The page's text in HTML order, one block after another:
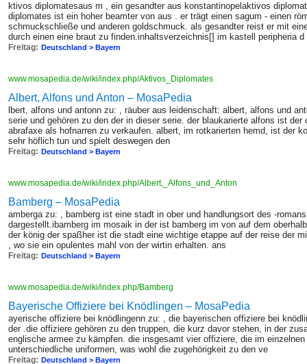
ktivos diplomatesaus m , ein gesandter aus konstantinopelaktivos
diplomates ist ein hoher beamter von aus . er trägt einen sagum - einen
schmuckschließe und anderen goldschmuck. als gesandter reist er mit
durch einen eine braut zu finden.inhaltsverzeichnis[] im kastell peripheria d
Freitag: Deutschland > Bayern
www.mosapedia.de/wiki/index.php/Aktivos_Diplomates
Albert, Alfons und Anton – MosaPedia
lbert, alfons und antonn zu: , räuber aus leidenschaft: albert, alfons und
serie und gehören zu den der in dieser serie. der blaukarierte alfons ist
abrafaxe als hofnarren zu verkaufen. albert, im rotkarierten hemd, ist der
sehr höflich tun und spielt deswegen den
Freitag: Deutschland > Bayern
www.mosapedia.de/wiki/index.php/Albert,_Alfons_und_Anton
Bamberg – MosaPedia
amberga zu: , bamberg ist eine stadt in ober und handlungsort des -
dargestellt.ibamberg im mosaik in der ist bamberg im von auf dem
der könig der spaßher ist die stadt eine wichtige etappe auf der reise der
, wo sie ein opulentes mahl von der wirtin erhalten. ans
Freitag: Deutschland > Bayern
www.mosapedia.de/wiki/index.php/Bamberg
Bayerische Offiziere bei Knödlingen – MosaPedia
ayerische offiziere bei knödlingenn zu: , die bayerischen offiziere bei
der .die offiziere gehören zu den truppen, die kurz davor stehen, in der
englische armee zu kämpfen. die insgesamt vier offiziere, die im
unterschiedliche uniformen, was wohl die zugehörigkeit zu den ve
Freitag: Deutschland > Bayern